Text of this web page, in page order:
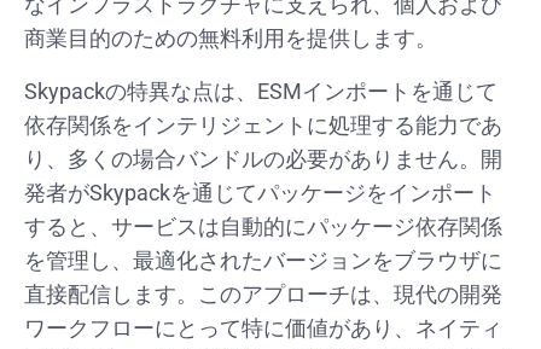
商業目的のための無料利用を提供します。
Skypackの特異な点は、ESMインポートを通じて
依存関係をインテリジェントに処理する能力であ
り、多くの場合バンドルの必要がありません。開
発者がSkypackを通じてパッケージをインポート
すると、サービスは自動的にパッケージ依存関係
を管理し、最適化されたバージョンをブラウザに
直接配信します。このアプローチは、現代の開発
ワークフローにとって特に価値があり、ネイティ